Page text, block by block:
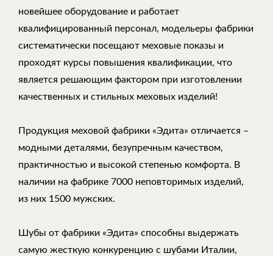
новейшее оборудование и работает
квалифицированный персонал, модельеры фабрики
систематически посещают меховые показы и
проходят курсы повышения квалификации, что
является решающим фактором при изготовлении
качественных и стильных меховых изделий!
Продукция меховой фабрики «Эдита» отличается –
модными деталями, безупречным качеством,
практичностью и высокой степенью комфорта. В
наличии на фабрике 7000 неповторимых изделий,
из них 1500 мужских.
Шубы от фабрики «Эдита» способны выдержать
самую жесткую конкуренцию с шубами Италии,